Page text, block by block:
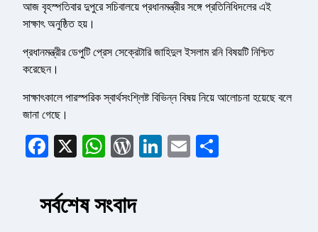
আজ বৃহস্পতিবার দুপুরে সচিবালয়ে প্রধানমন্ত্রীর সঙ্গে প্রতিনিধিদলের এই
সাক্ষাৎ অনুষ্ঠিত হয়।
প্রধানমন্ত্রীর ডেপুটি প্রেস সেক্রেটারি জাহিদুল ইসলাম রনি বিষয়টি নিশ্চিত
করেছেন।
সাক্ষাৎকালে পারস্পরিক স্বার্থসংশ্লিষ্ট বিভিন্ন বিষয় নিয়ে আলোচনা হয়েছে বলে
জানা গেছে।
Facebook
X WhatsApp
WordPress
LinkedIn
Email
সর্বশেষ সংবাদ